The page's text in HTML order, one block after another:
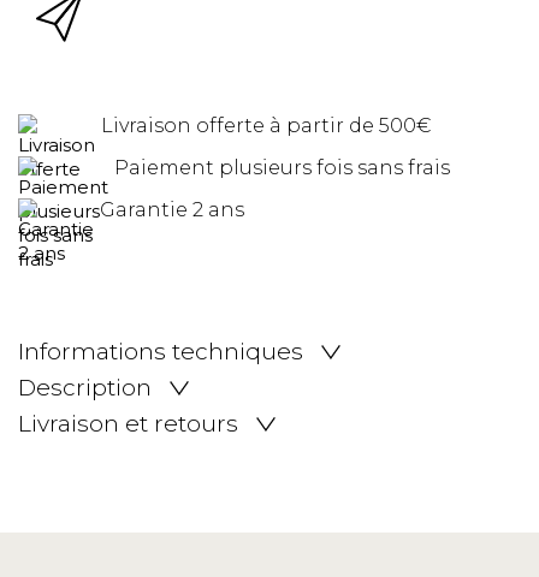
Livraison offerte à partir de 500€
Paiement plusieurs fois sans frais
Garantie 2 ans
Informations techniques
Description
Livraison et retours